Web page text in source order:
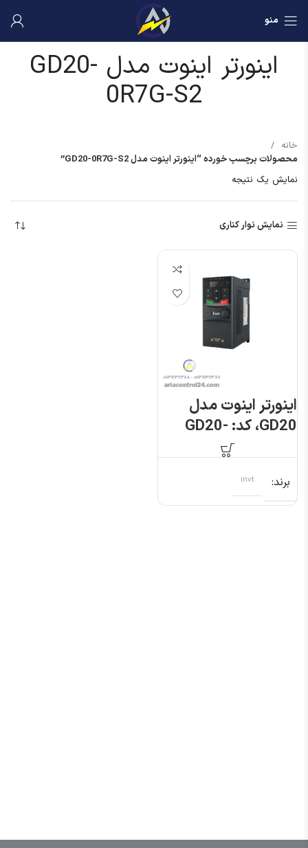
منو
اینورتر اینوت مدل GD20-
0R7G-S2
خانه
محصولات برچسب خورده “اینورتر اینوت مدل GD20-0R7G-S2”
نمایش یک نتیجه
نمایش نوار کناری
اینورتر اینوت مدل
GD20، کد: GD20-
برند invt